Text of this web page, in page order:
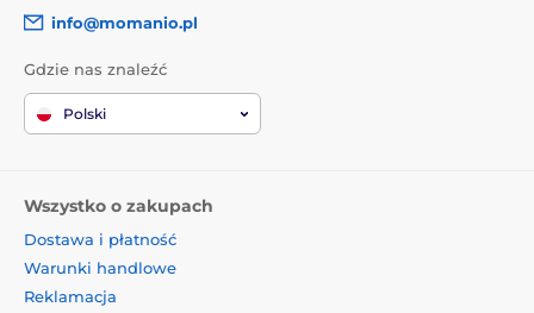
info@momanio.pl
Gdzie nas znaleźć
Polski
Wszystko o zakupach
Dostawa i płatność
Warunki handlowe
Reklamacja